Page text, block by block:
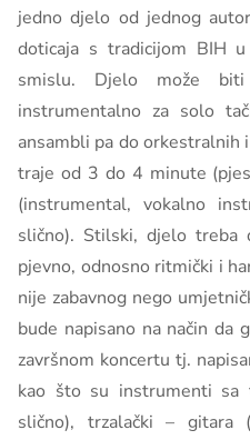
jedno djelo od jednog
doticaja s tradicijom BIH
smislu. Djelo može biti
instrumentalno za solo
ansambli pa do
traje od 3 do 4 minute
(instrumental, vokalno
slično). Stilski, djelo treba
pjevno, odnosno ritmički i
nije zabavnog nego
bude napisano na način da
završnom koncertu tj.
kao što su instrumenti sa
slično), trzalački – gitara